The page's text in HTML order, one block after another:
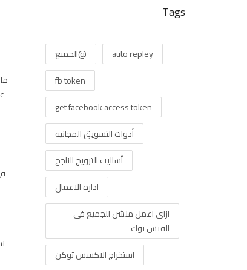
Tags
@الجميع
auto repley
fb token
get facebook access token
أدوات التسويق المجانيه
أساليت الترويج الناجح
ادارة الاعمال
ازاي اعمل منشن للجميع في
الفيس بوك
استخراج الاكسس توكن